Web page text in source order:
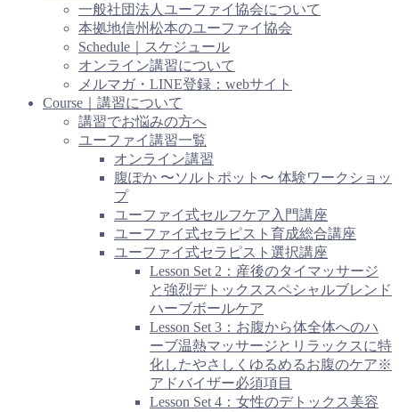
一般社団法人ユーファイ協会について
本拠地信州松本のユーファイ協会
Schedule｜スケジュール
オンライン講習について
メルマガ・LINE登録：webサイト
Course｜講習について
講習でお悩みの方へ
ユーファイ講習一覧
オンライン講習
腹ぽか 〜ソルトポット〜 体験ワークショッ
プ
ユーファイ式セルフケア入門講座
ユーファイ式セラピスト育成総合講座
ユーファイ式セラピスト選択講座
Lesson Set 2：産後のタイマッサージ
と強烈デトックススペシャルブレンド
ハーブボールケア
Lesson Set 3：お腹から体全体へのハ
ーブ温熱マッサージとリラックスに特
化したやさしくゆるめるお腹のケア※
アドバイザー必須項目
Lesson Set 4：女性のデトックス美容